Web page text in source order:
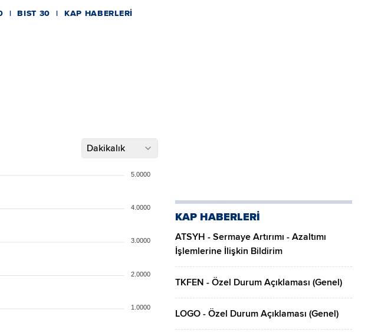
BIST 30 KAP HABERLERİ
Dakikalık
5.0000
4.0000
3.0000
2.0000
1.0000
KAP HABERLERİ
ATSYH - Sermaye Artırımı - Azaltımı
İşlemlerine İlişkin Bildirim
TKFEN - Özel Durum Açıklaması (Genel)
LOGO - Özel Durum Açıklaması (Genel)